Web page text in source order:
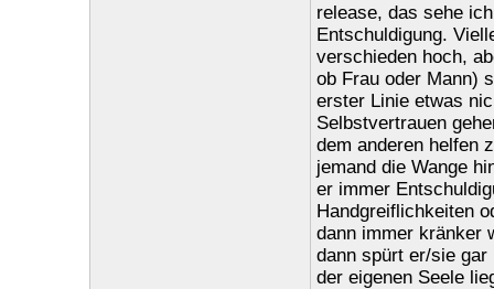
release, das sehe
Entschuldigung.
verschieden hoch,
ob Frau oder Mann)
erster Linie etwas
Selbstvertrauen
dem anderen helfen
jemand die Wange
er immer
Handgreiflichkeiten
dann immer kränker
dann spürt er/sie gar
der eigenen Seele